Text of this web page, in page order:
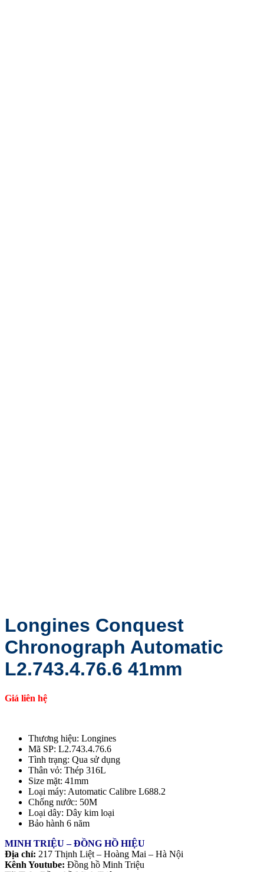
Longines Conquest
Chronograph Automatic
L2.743.4.76.6 41mm
Giá liên hệ
Thương hiệu: Longines
Mã SP: L2.743.4.76.6
Tình trạng: Qua sử dụng
Thân vỏ: Thép 316L
Size mặt: 41mm
Loại máy: Automatic Calibre L688.2
Chống nước: 50M
Loại dây: Dây kim loại
Bảo hành 6 năm
MINH TRIỆU – ĐỒNG HỒ HIỆU
Địa chỉ: 217 Thịnh Liệt – Hoàng Mai – Hà Nội
Kênh Youtube: Đồng hồ Minh Triệu